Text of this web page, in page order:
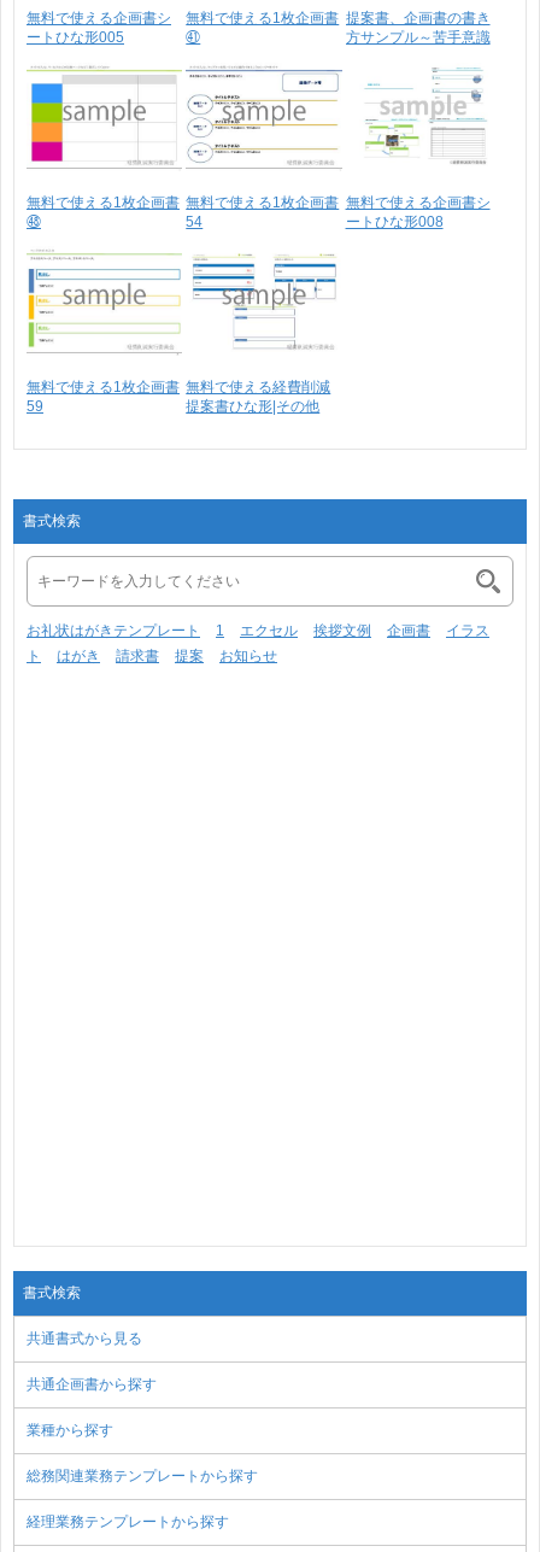
無料で使える企画書シ
ートひな形005
無料で使える1枚企画書
㊶
提案書、企画書の書き
方サンプル～苦手意識
無料で使える1枚企画書
㊽
無料で使える1枚企画書
54
無料で使える企画書シ
ートひな形008
無料で使える1枚企画書
59
無料で使える経費削減
提案書ひな形|その他
書式検索
お礼状はがきテンプレート 1 エクセル 挨拶文例 企画書
イラス
ト
はがき 請求書 提案 お知らせ
書式検索
共通書式から見る
共通企画書から探す
業種から探す
総務関連業務テンプレートから探す
経理業務テンプレートから探す